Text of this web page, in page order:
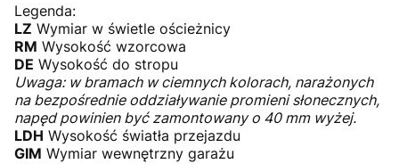
Legenda:
LZ Wymiar w świetle ościeżnicy
RM Wysokość wzorcowa
DE Wysokość do stropu
Uwaga: w bramach w ciemnych kolorach, narażonych
na bezpośrednie oddziaływanie promieni słonecznych,
napęd powinien być zamontowany o 40 mm wyżej.
LDH Wysokość światła przejazdu
GIM Wymiar wewnętrzny garażu